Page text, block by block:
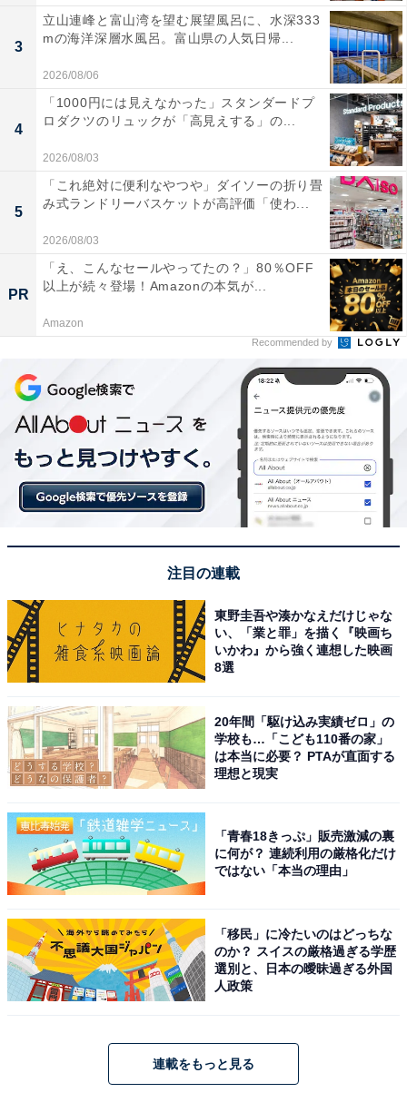
3
立山連峰と富山湾を望む展望風呂に、水深333
mの海洋深層水風呂。富山県の人気日帰...
2026/08/06
4
「1000円には見えなかった」スタンダードプ
ロダクツのリュックが「高見えする」の...
2026/08/03
5
「これ絶対に便利なやつや」ダイソーの折り畳
み式ランドリーバスケットが高評価「使わ...
2026/08/03
PR
「え、こんなセールやってたの？」80％OFF
以上が続々登場！Amazonの本気が...
Amazon
Recommended by
注目の連載
東野圭吾や湊かなえだけじゃな
い、「業と罪」を描く『映画ち
いかわ』から強く連想した映画
8選
20年間「駆け込み実績ゼロ」の
学校も…「こども110番の家」
は本当に必要？ PTAが直面する
理想と現実
「青春18きっぷ」販売激減の裏
に何が？ 連続利用の厳格化だけ
ではない「本当の理由」
「移民」に冷たいのはどっちな
のか？ スイスの厳格過ぎる学歴
選別と、日本の曖昧過ぎる外国
人政策
連載をもっと見る